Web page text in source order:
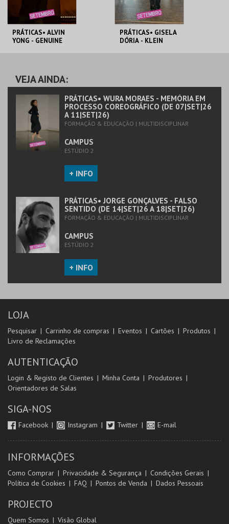
PRÁTICAS• ALVIN
YONG - GENUINE
MAIS INFO
COMPRAR
PRÁTICAS• GISELA
DÓRIA - KLEIN
MAIS INFO
COMPRAR
VEJA AINDA:
PRÁTICAS• WURA MORAES - MEMÓRIA EM
PROCESSO COREOGRÁFICO (DE 07|SET|26
A 11|SET|26)
FORMAÇÃO & EDUCAÇÃO | MULTIDISCIPLINAR
CAMPUS
ESTÚDIO 2
+ INFO
PRÁTICAS• JORGE GONÇALVES - FALSO
SENTIDO (DE 14|SET|26 A 18|SET|26)
FORMAÇÃO & EDUCAÇÃO | MULTIDISCIPLINAR
CAMPUS
ESTÚDIO 2
+ INFO
LOJA
Pesquisar Carrinho de compras Eventos Cartões
Produtos
Livro de Reclamações
AUTENTICAÇÃO
Login & Registo de Clientes Minha Conta
Produtores
Orientadores de Salas
SIGA-NOS
Facebook Instagram Twitter E-mail
INFORMAÇÕES
Como Comprar Privacidade & Segurança
Condições Gerais
Política de Cookies
FAQ Pontos de Venda Dados Pessoais
PROJECTO
Quem Somos Visão Global